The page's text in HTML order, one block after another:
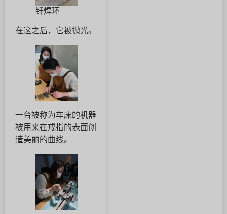
钎焊环
在这之后，它被抛光。
一台被称为车床的机器
被用来在戒指的表面创
造美丽的曲线。